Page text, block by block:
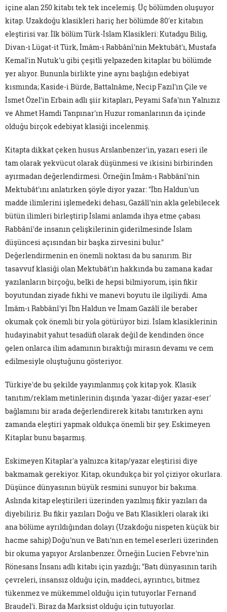
içine alan 250 kitabı tek tek incelemiş. Üç bölümden oluşuyor
kitap. Uzakdoğu klasikleri hariç her bölümde 80'er kitabın
eleştirisi var. İlk bölüm Türk-İslam Klasikleri: Kutadgu Bilig,
Divan-ı Lügat-it Türk, İmâm-ı Rabbânî'nin Mektubât'ı, Mustafa
Kemal'in Nutuk'u gibi çeşitli yelpazeden kitaplar bu bölümde
yer alıyor. Bununla birlikte yine aynı başlığın edebiyat
kısmında; Kaside-i Bürde, Battalnâme, Necip Fazıl'ın Çile ve
İsmet Özel'in Erbain adlı şiir kitapları, Peyami Safa'nın Yalnızız
ve Ahmet Hamdi Tanpınar'ın Huzur romanlarının da içinde
olduğu birçok edebiyat klasiği incelenmiş.
Kitapta dikkat çeken husus Arslanbenzer'in, yazarı eseri ile
tam olarak yekvücut olarak düşünmesi ve ikisini birbirinden
ayırmadan değerlendirmesi. Örneğin İmâm-ı Rabbânî'nin
Mektubât'ını anlatırken şöyle diyor yazar: "İbn Haldun'un
madde ilimlerini işlemedeki dehası, Gazâlî'nin akla gelebilecek
bütün ilimleri birleştirip İslami anlamda ihya etme çabası
Rabbânî'de insanın çelişkilerinin giderilmesinde İslam
düşüncesi açısından bir başka zirvesini bulur."
Değerlendirmenin en önemli noktası da bu sanırım. Bir
tasavvuf klasiği olan Mektubât'ın hakkında bu zamana kadar
yazılanların birçoğu, belki de hepsi bilmiyorum, işin fikir
boyutundan ziyade fıkhi ve manevi boyutu ile ilgiliydi. Ama
İmâm-ı Rabbânî'yi İbn Haldun ve İmam Gazâlî ile beraber
okumak çok önemli bir yola götürüyor bizi. İslam klasiklerinin
hudayinabit yahut tesadüfi olarak değil de kendinden önce
gelen onlarca ilim adamının bıraktığı mirasın devamı ve cem
edilmesiyle oluştuğunu gösteriyor.
Türkiye'de bu şekilde yayımlanmış çok kitap yok. Klasik
tanıtım/reklam metinlerinin dışında 'yazar-diğer yazar-eser'
bağlamını bir arada değerlendirerek kitabı tanıtırken aynı
zamanda eleştiri yapmak oldukça önemli bir şey. Eskimeyen
Kitaplar bunu başarmış.
Eskimeyen Kitaplar'a yalnızca kitap/yazar eleştirisi diye
bakmamak gerekiyor. Kitap, okundukça bir yol çiziyor okurlara.
Düşünce dünyasının büyük resmini sunuyor bir bakıma.
Aslında kitap eleştirileri üzerinden yazılmış fikir yazıları da
diyebiliriz. Bu fikir yazıları Doğu ve Batı Klasikleri olarak iki
ana bölüme ayrıldığından dolayı (Uzakdoğu nispeten küçük bir
hacme sahip) Doğu'nun ve Batı'nın en temel eserleri üzerinden
bir okuma yapıyor Arslanbenzer. Örneğin Lucien Febvre'nin
Rönesans İnsanı adlı kitabı için yazdığı; "Batı dünyasının tarih
çevreleri, insansız olduğu için, maddeci, ayrıntıcı, bitmez
tükenmez ve mükemmel olduğu için tutuyorlar Fernand
Braudel'i. Biraz da Marksist olduğu için tutuyorlar.